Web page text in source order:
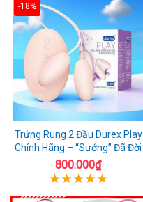
-18%
Trứng Rung 2 Đầu Durex Play
Chính Hãng – “Sướng” Đã Đời
800.000₫